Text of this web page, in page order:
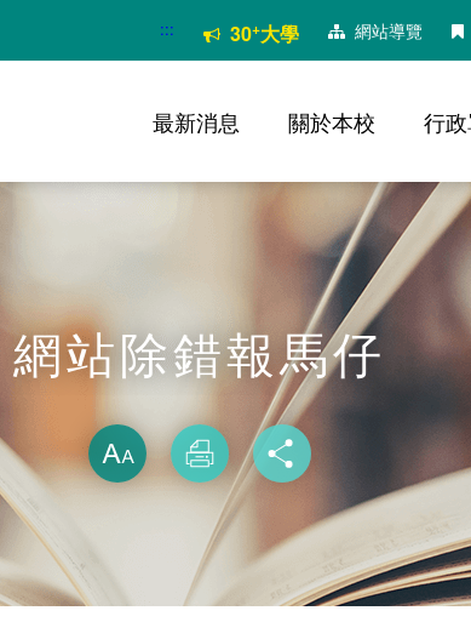
::: 30+大學 網站導覽
最新消息 關於本校 行
網站除錯報馬仔
放大
列印